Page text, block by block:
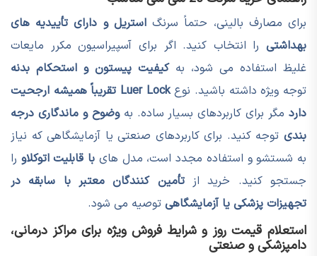
برای مصارف بالینی، حتماً سرنگاستریل و دارای تأییدیه های
بهداشتی را انتخاب کنید. اگر برای آسپیراسیون مکرر مایعات
غلیظ استفاده می شود، بهکیفیت پیستون و استحکام بدنه
توجه ویژه داشته باشید. نوع
Luer Lock تقریباً همیشه ارجحیت
داردمگر برای کاربردهای بسیار ساده. بهوضوح و ماندگاری درجه
بندی توجه کنید. برای کاربردهای صنعتی یا آزمایشگاهی که نیاز
به شستشو و استفاده مجدد است، مدل های با قابلیت اتوکلاو را
جستجو کنید. خرید ازتأمین کنندگان معتبر با سابقه در
تجهیزات پزشکی یا آزمایشگاهی توصیه می شود.
استعلام قیمت روز و شرایط فروش ویژه برای مراکز درمانی،
دامپزشکی و صنعتی